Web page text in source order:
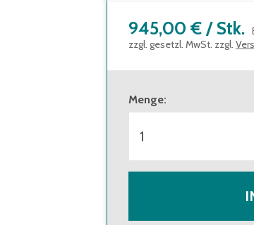
945,00 € / Stk.
zzgl. gesetzl. MwSt. zzgl.
Menge: